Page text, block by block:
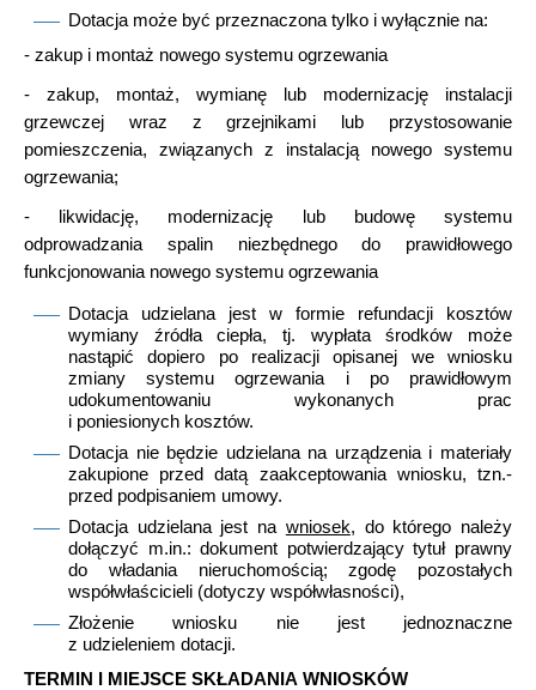
Dotacja może być przeznaczona tylko i wyłącznie na:
- zakup i montaż nowego systemu ogrzewania
- zakup, montaż, wymianę lub modernizację instalacji
grzewczej wraz z grzejnikami lub przystosowanie
pomieszczenia, związanych z instalacją nowego systemu
ogrzewania;
- likwidację, modernizację lub budowę systemu
odprowadzania spalin niezbędnego do prawidłowego
funkcjonowania nowego systemu ogrzewania
Dotacja udzielana jest w formie refundacji kosztów
wymiany źródła ciepła, tj. wypłata środków może
nastąpić dopiero po realizacji opisanej we wniosku
zmiany systemu ogrzewania i po prawidłowym
udokumentowaniu wykonanych prac
i poniesionych kosztów.
Dotacja nie będzie udzielana na urządzenia i materiały
zakupione przed datą zaakceptowania wniosku, tzn.-
przed podpisaniem umowy.
Dotacja udzielana jest na wniosek, do którego należy
dołączyć m.in.: dokument potwierdzający tytuł prawny
do władania nieruchomością; zgodę pozostałych
współwłaścicieli (dotyczy współwłasności),
Złożenie wniosku nie jest jednoznaczne
z udzieleniem dotacji.
TERMIN I MIEJSCE SKŁADANIA WNIOSKÓW